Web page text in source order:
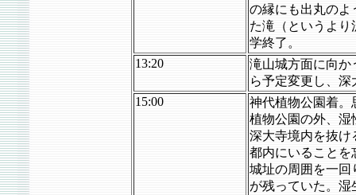
の縁にも出丸のよ
た滝（というよ
学終了。
13:20
滝山城方面に向か
ら予定変更し、
15:00
神代植物公園着。
植物公園の外、湿
深大寺境内を抜け
都内にいることを
城址の周囲を一回
が残っていた。湿